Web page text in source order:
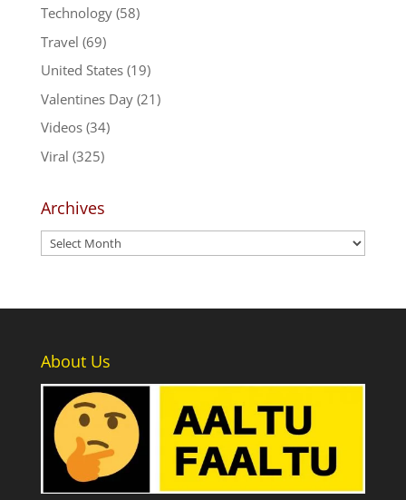
Technology(58)
Travel (69)
United States(19)
Valentines Day(21)
Videos(34)
Viral (325)
Archives
Archives
About Us